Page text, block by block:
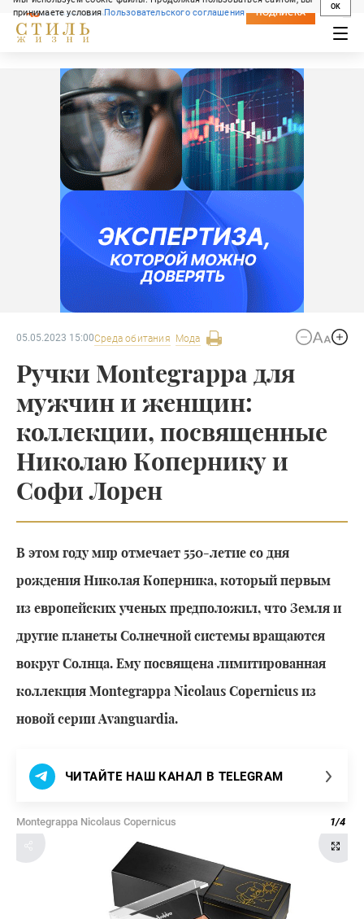
принимаете условияПользовательского соглашения
OK
СВЕЖИЙ НОМЕР
ПОДПИСКА
05.05.2023 15:00Среда обитания Мода
Ручки Montegrappa для
мужчин и женщин:
коллекции, посвященные
Николаю Копернику и
Софи Лорен
В этом году мир отмечает 550-летие со дня
рождения Николая Коперника, который первым
из европейских ученых предположил, что Земля и
другие планеты Солнечной системы вращаются
вокруг Солнца. Ему посвящена лимитированная
коллекция Montegrappa Nicolaus Copernicus из
новой серии Avanguardia.
ЧИТАЙТЕ НАШ КАНАЛ В TELEGRAM
Montegrappa Nicolaus Copernicus 1/4